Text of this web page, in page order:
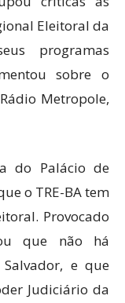
Eleitoral da
programas
sobre o
Metropole,
do Palácio de
o TRE-BA tem
Provocado
que não há
e que
Judiciário da